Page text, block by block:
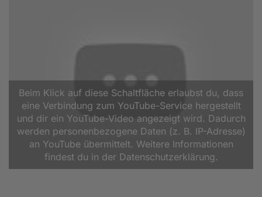
Beim Klick auf diese Schaltfläche erlaubst du, dass
eine Verbindung zum YouTube-Service hergestellt
und dir ein YouTube-Video angezeigt wird. Dadurch
werden personenbezogene Daten (z. B. IP-Adresse)
an YouTube übermittelt. Weitere Informationen
findest du in der Datenschutzerklärung.